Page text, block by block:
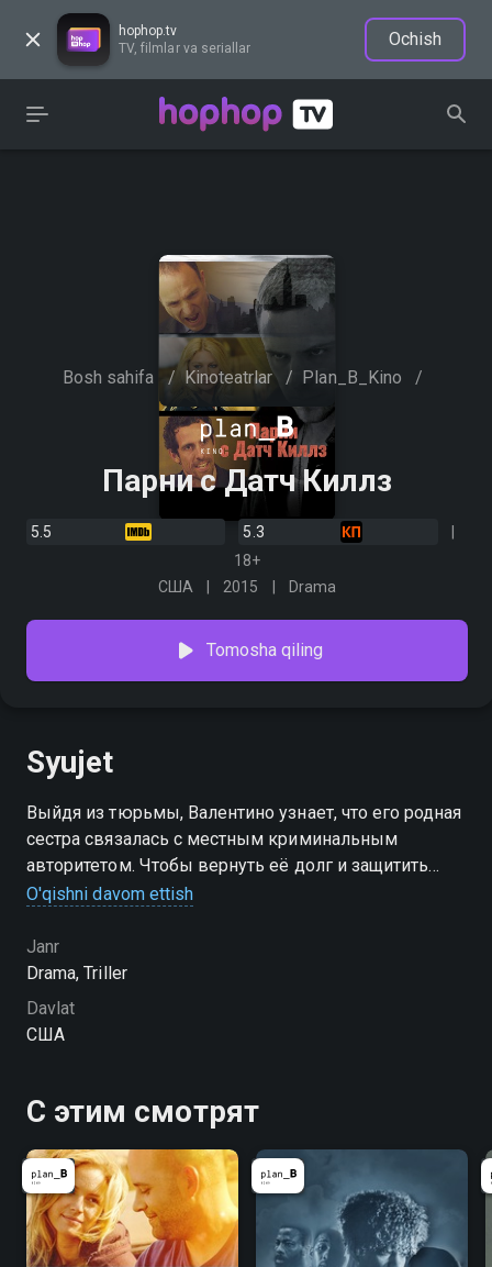
hophop.tv
TV, filmlar va seriallar
Ochish
Bosh sahifa / Kinoteatrlar / Plan_B_Kino /
Парни с Датч Киллз
5.5
5.3
18+
США
2015 Drama
Tomosha qiling
Syujet
Выйдя из тюрьмы, Валентино узнает, что его родная
сестра связалась с местным криминальным
авторитетом. Чтобы вернуть её долг и защитить
семью, он вынужден вспомнить прошлое и, собрав
O'qishni davom ettish
Janr
Drama, Triller
Davlat
США
С этим смотрят